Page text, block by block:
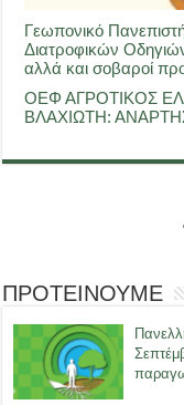
Γεωπονικό
Διατροφικών
αλλά και σοβαροί
ΟΕΦ ΑΓΡΟΤΙΚΟΣ
ΒΛΑΧΙΩΤΗ:
ΠΡΟΤΕΙΝΟΥΜΕ